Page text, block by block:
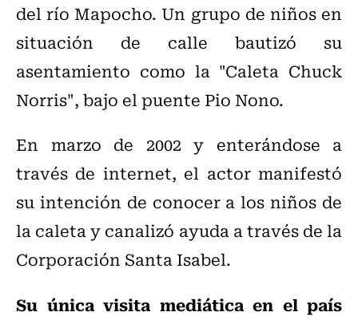
del río Mapocho. Un grupo de niños en
situación de calle bautizó su
asentamiento como la "Caleta Chuck
Norris", bajo el puente Pio Nono.
En marzo de 2002 y enterándose a
través de internet, el actor manifestó
su intención de conocer a los niños de
la caleta y canalizó ayuda a través de la
Corporación Santa Isabel.
Su única visita mediática en el país